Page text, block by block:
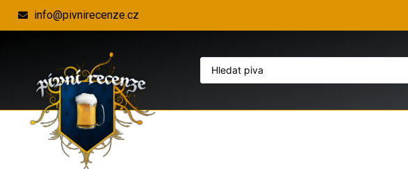
info@pivnirecenze.cz